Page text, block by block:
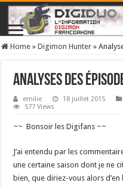
Home » Digimon Hunter »
Analyses des
emilie 18 juillet 2015
577 Views
~~ Bonsoir les Digifans ~~
J’ai entendu par les
une certaine saison dont je ne
bien, que diriez-vous alors